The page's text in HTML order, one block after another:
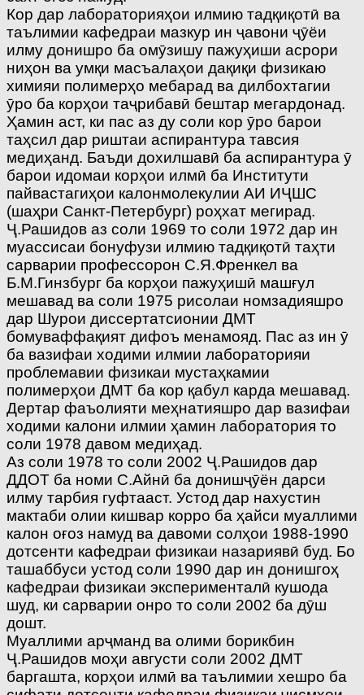
Кор дар лабораторияҳои илмию тадқиқотӣ ва
таълимии кафедраи мазкур ин ҷавони ҷӯёи
илму донишро ба омӯзишу пажуҳиши асрори
ниҳон ва умқи масъалаҳои дақиқи физикаю
химияи полимерҳо мебарад ва дилбохтагии
ӯро ба корҳои таҷрибавӣ бештар мегардонад.
Ҳамин аст, ки пас аз ду соли кор ӯро барои
таҳсил дар риштаи аспирантура тавсия
медиҳанд. Баъди дохилшавӣ ба аспирантура ӯ
барои идомаи корҳои илмӣ ба Институти
пайвастагиҳои калонмолекулии АИ ИҶШС
(шаҳри Санкт-Петербург) роҳхат мегирад.
Ҷ.Рашидов аз соли 1969 то соли 1972 дар ин
муассисаи бонуфузи илмию тадқиқотӣ таҳти
сарварии профессорон С.Я.Френкел ва
Б.М.Гинзбург ба корҳои пажуҳишӣ машғул
мешавад ва соли 1975 рисолаи номзадияшро
дар Шурои диссертатсионии ДМТ
бомуваффақият дифоъ менамояд. Пас аз ин ӯ
ба вазифаи ходими илмии лабораторияи
проблемавии физикаи мустаҳкамии
полимерҳои ДМТ ба кор қабул карда мешавад.
Дертар фаъолияти меҳнатияшро дар вазифаи
ходими калони илмии ҳамин лаборатория то
соли 1978 давом медиҳад.
Аз соли 1978 то соли 2002 Ҷ.Рашидов дар
ДДОТ ба номи С.Айнӣ ба донишҷӯён дарси
илму тарбия гуфтааст. Устод дар нахустин
мактаби олии кишвар корро ба ҳайси муаллими
калон оғоз намуд ва давоми солҳои 1988-1990
дотсенти кафедраи физикаи назариявӣ буд. Бо
ташаббуси устод соли 1990 дар ин донишгоҳ
кафедраи физикаи эксперименталӣ кушода
шуд, ки сарварии онро то соли 2002 ба дӯш
дошт.
Муаллими арҷманд ва олими борикбин
Ҷ.Рашидов моҳи августи соли 2002 ДМТ
баргашта, корҳои илмӣ ва таълимии хешро ба